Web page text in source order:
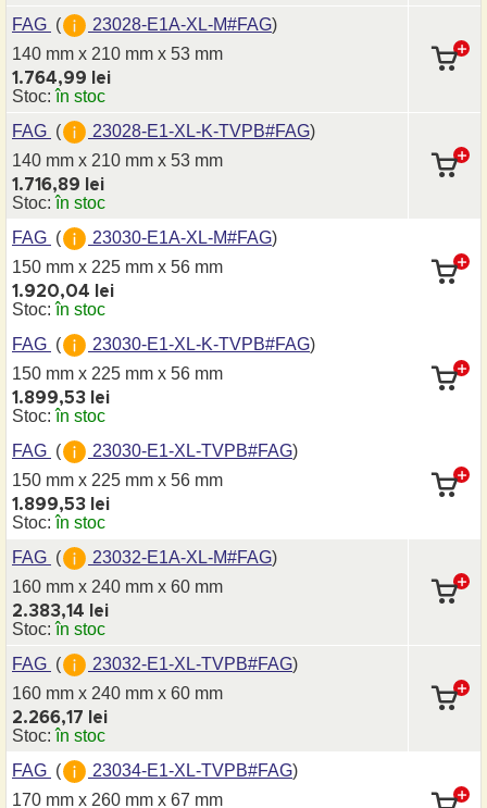
FAG ( 23028-E1A-XL-M#FAG)
140 mm x 210 mm x 53 mm
1.764,99 lei
Stoc:în stoc
FAG ( 23028-E1-XL-K-TVPB#FAG)
140 mm x 210 mm x 53 mm
1.716,89 lei
Stoc:în stoc
FAG ( 23030-E1A-XL-M#FAG)
150 mm x 225 mm x 56 mm
1.920,04 lei
Stoc:în stoc
FAG ( 23030-E1-XL-K-TVPB#FAG)
150 mm x 225 mm x 56 mm
1.899,53 lei
Stoc:în stoc
FAG ( 23030-E1-XL-TVPB#FAG)
150 mm x 225 mm x 56 mm
1.899,53 lei
Stoc:în stoc
FAG ( 23032-E1A-XL-M#FAG)
160 mm x 240 mm x 60 mm
2.383,14 lei
Stoc:în stoc
FAG ( 23032-E1-XL-TVPB#FAG)
160 mm x 240 mm x 60 mm
2.266,17 lei
Stoc:în stoc
FAG ( 23034-E1-XL-TVPB#FAG)
170 mm x 260 mm x 67 mm